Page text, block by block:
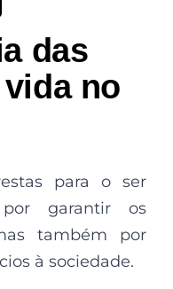
das
no
para o ser
garantir os
também por
à sociedade.